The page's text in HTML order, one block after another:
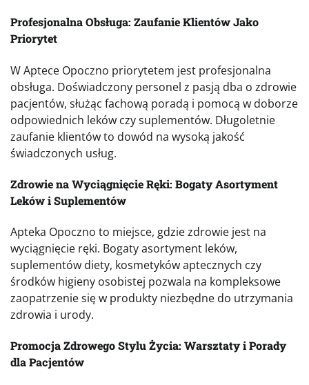
Profesjonalna Obsługa: Zaufanie Klientów Jako
Priorytet
W Aptece Opoczno priorytetem jest profesjonalna
obsługa. Doświadczony personel z pasją dba o zdrowie
pacjentów, służąc fachową poradą i pomocą w doborze
odpowiednich leków czy suplementów. Długoletnie
zaufanie klientów to dowód na wysoką jakość
świadczonych usług.
Zdrowie na Wyciągnięcie Ręki: Bogaty Asortyment
Leków i Suplementów
Apteka Opoczno to miejsce, gdzie zdrowie jest na
wyciągnięcie ręki. Bogaty asortyment leków,
suplementów diety, kosmetyków aptecznych czy
środków higieny osobistej pozwala na kompleksowe
zaopatrzenie się w produkty niezbędne do utrzymania
zdrowia i urody.
Promocja Zdrowego Stylu Życia: Warsztaty i Porady
dla Pacjentów